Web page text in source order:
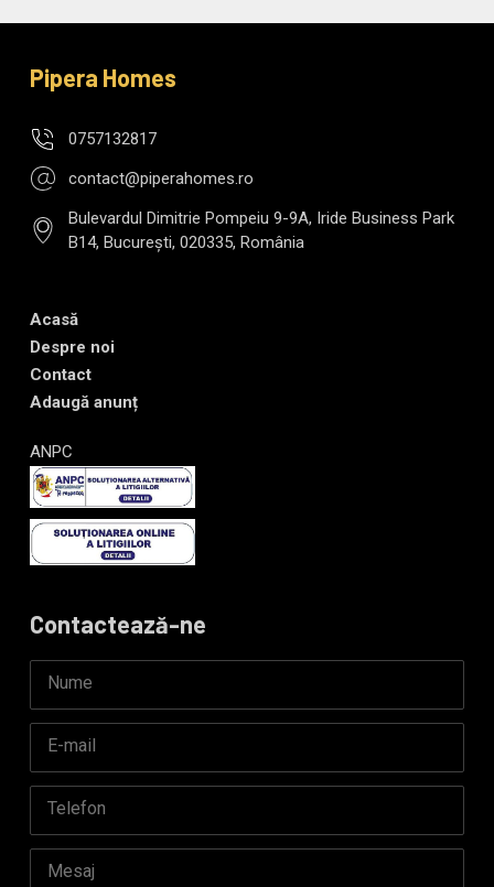
Pipera Homes
0757132817
contact@piperahomes.ro
Bulevardul Dimitrie Pompeiu 9-9A, Iride Business Park
B14, București, 020335, România
Acasă
Despre noi
Contact
Adaugă anunț
ANPC
Contactează-ne